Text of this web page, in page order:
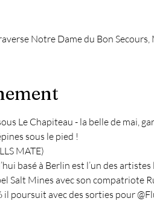
Notre Dame du Bon
Le Chapiteau - la belle de mai,
sous le pied !
MATE)
basé à Berlin est l’un des
Salt Mines avec son compatriote
poursuit avec des sorties pour